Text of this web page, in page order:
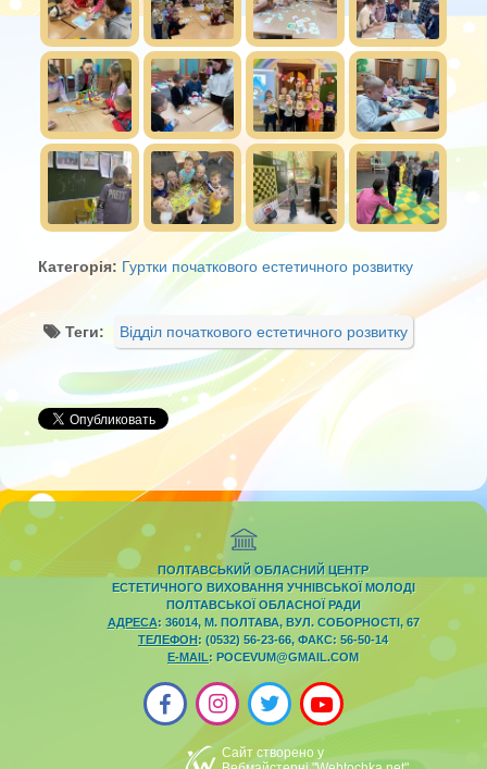
Категорія: Гуртки початкового естетичного розвитку
Теги: Відділ початкового естетичного розвитку
ПОЛТАВСЬКИЙ ОБЛАСНИЙ ЦЕНТР
ЕСТЕТИЧНОГО ВИХОВАННЯ УЧНІВСЬКОЇ МОЛОДІ
ПОЛТАВСЬКОЇ ОБЛАСНОЇ РАДИ
АДРЕСА: 36014, М. ПОЛТАВА, ВУЛ. СОБОРНОСТІ, 67
ТЕЛЕФОН: (0532) 56-23-66, ФАКС: 56-50-14
E-MAIL: POCEVUM@GMAIL.COM
Сайт створено у